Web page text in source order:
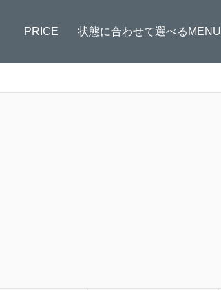
PRICE 状態に合わせて選べるMENU